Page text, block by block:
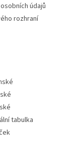
údajů
rozhraní
tabulka